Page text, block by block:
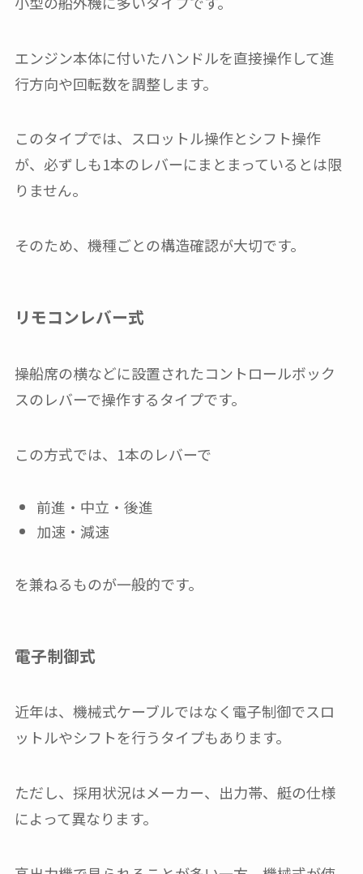
エンジン本体に付いたハンドルを直接操作して進
行方向や回転数を調整します。
このタイプでは、スロットル操作とシフト操作
が、必ずしも1本のレバーにまとまっているとは限
りません。
そのため、機種ごとの構造確認が大切です。
リモコンレバー式
操船席の横などに設置されたコントロールボック
スのレバーで操作するタイプです。
この方式では、1本のレバーで
前進・中立・後進
加速・減速
を兼ねるものが一般的です。
電子制御式
近年は、機械式ケーブルではなく電子制御でスロ
ットルやシフトを行うタイプもあります。
ただし、採用状況はメーカー、出力帯、艇の仕様
によって異なります。